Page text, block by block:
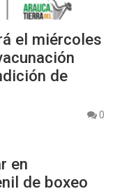
el miércoles
de
0
en
de boxeo